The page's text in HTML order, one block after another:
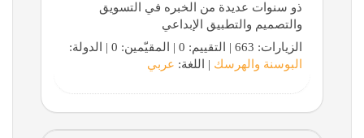
ذو سنوات عديدة من الخبره في التسويق
والتصميم والتطبيق الإبداعي
الزيارات: 663 | التقييم: 0 | المقيّمين: 0 | الدولة:
البوسنة والهرسك | اللغة: عربي